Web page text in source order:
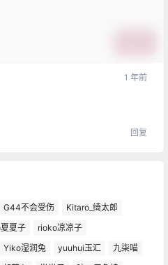
1 年前
回复
G44不会受伤
Kitaro_绮太郎
夏子
rioko凉凉子
Yiko湿润兔 yuuhui玉汇
九柒喵